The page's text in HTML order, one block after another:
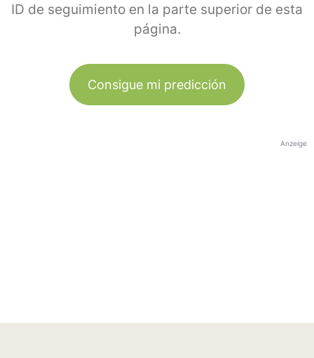
ID de seguimiento en la parte superior de esta
página.
Consigue mi predicción
Anzeige